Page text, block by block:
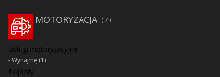
MOTORYZACJA 7
Usługi motoryzacyjne
Wynajmę (1)
Pojazdy